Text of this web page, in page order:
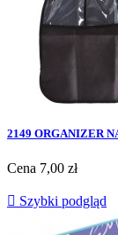
2149 ORGANIZER
Cena 7,00 zł
 Szybki podgląd